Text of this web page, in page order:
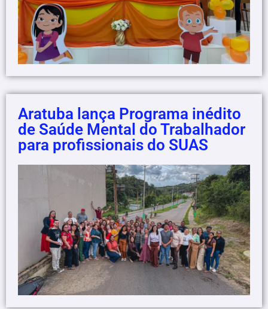
Aratuba lança Programa inédito
de Saúde Mental do Trabalhador
para profissionais do SUAS